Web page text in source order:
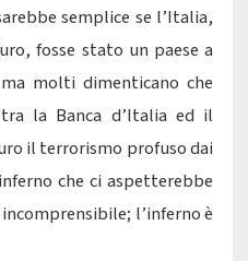
semplice se l’Italia,
fosse stato un paese a
molti dimenticano che
la Banca d’Italia ed il
il terrorismo profuso dai
che ci aspetterebbe
l’inferno è